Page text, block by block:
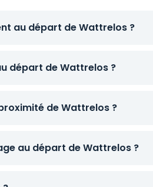
au départ de Wattrelos ?
départ de Wattrelos ?
de Wattrelos ?
au départ de Wattrelos ?